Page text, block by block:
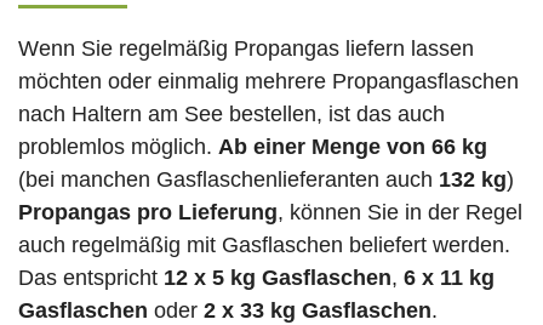
Wenn Sie regelmäßig Propangas liefern lassen
möchten oder einmalig mehrere Propangasflaschen
nach Haltern am See bestellen, ist das auch
problemlos möglich. Ab einer Menge von 66 kg
(bei manchen Gasflaschenlieferanten auch 132 kg)
Propangas pro Lieferung, können Sie in der Regel
auch regelmäßig mit Gasflaschen beliefert werden.
Das entspricht 12 x 5 kg Gasflaschen, 6 x 11 kg
Gasflaschen oder 2 x 33 kg Gasflaschen.